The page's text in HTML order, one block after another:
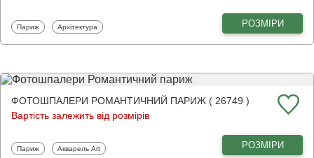
Фотошпалери
Париж Фотошпалери
Архітектура РОЗМІРИ
ФОТОШПАЛЕРИ РОМАНТИЧНИЙ ПАРИЖ ( 26749 )
Вартість залежить від розмірів
Фотошпалери
Париж Фотошпалери
Акварель Art РОЗМІРИ